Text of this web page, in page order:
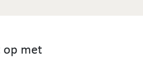
op met